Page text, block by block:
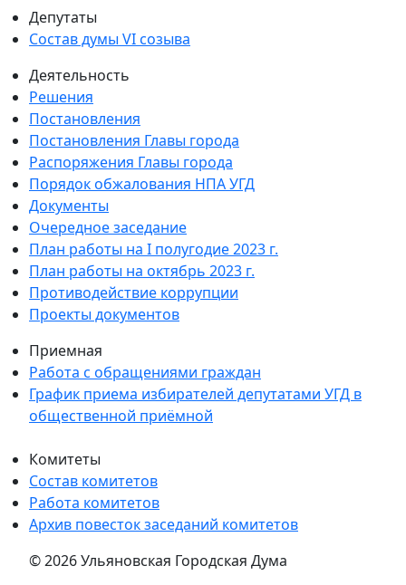
Депутаты
Состав думы VI созыва
Деятельность
Решения
Постановления
Постановления Главы города
Распоряжения Главы города
Порядок обжалования НПА УГД
Документы
Очередное заседание
План работы на I полугодие 2023 г.
План работы на октябрь 2023 г.
Противодействие коррупции
Проекты документов
Приемная
Работа с обращениями граждан
График приема избирателей депутатами УГД в
общественной приёмной
Комитеты
Состав комитетов
Работа комитетов
Архив повесток заседаний комитетов
© 2026 Ульяновская Городская Дума